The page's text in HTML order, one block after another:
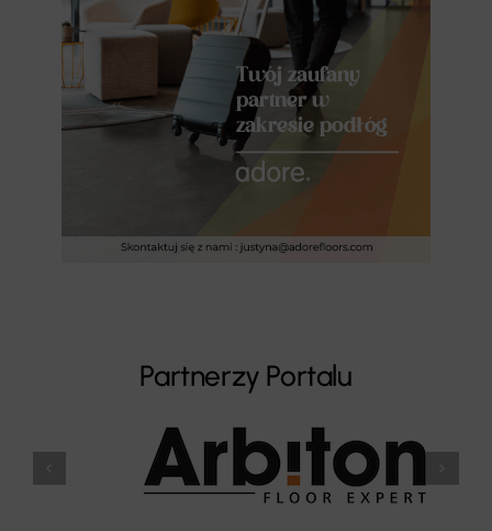
Partnerzy Portalu